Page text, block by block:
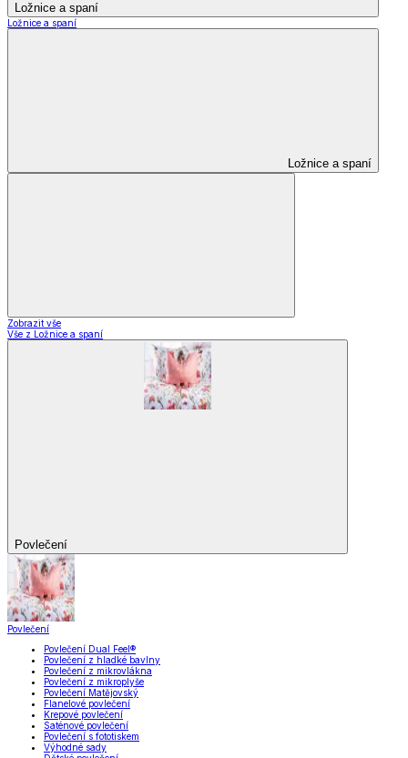
Ložnice a spaní
Ložnice a spaní
Ložnice a spaní
Zobrazit vše
Vše z Ložnice a spaní
Povlečení
Povlečení
Povlečení Dual Feel®
Povlečení z hladké bavlny
Povlečení z mikrovlákna
Povlečení z mikroplyše
Povlečení Matějovský
Flanelové povlečení
Krepové povlečení
Saténové povlečení
Povlečení s fototiskem
Výhodné sady